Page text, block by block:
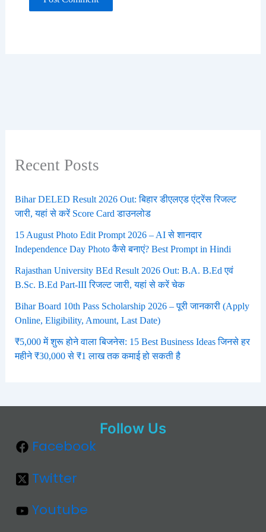
Recent Posts
Bihar DELED Result 2026 Out: बिहार डीएलएड एंट्रेंस रिजल्ट
जारी, यहां से करें Score Card डाउनलोड
15 August Photo Edit Prompt 2026 – AI से शानदार
Independence Day Photo कैसे बनाएं? Best Prompt in Hindi
Rajasthan University BEd Result 2026 Out: B.A. B.Ed एवं
B.Sc. B.Ed Part-III रिजल्ट जारी, यहां से करें चेक
Bihar Board 10th Pass Scholarship 2026 – पूरी जानकारी (Apply
Online, Eligibility, Amount, Last Date)
₹5,000 में शुरू होने वाला बिजनेस: 15 Best Business Ideas जिनसे हर
महीने ₹30,000 से ₹1 लाख तक कमाई हो सकती है
Follow Us
Facebook
Twitter
Youtube